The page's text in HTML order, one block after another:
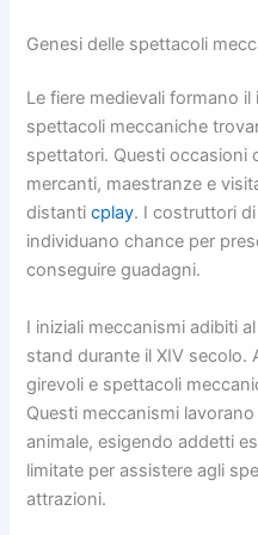
Genesi delle spettacoli
Le fiere medievali formano
spettacoli meccaniche
spettatori. Questi occasioni
mercanti, maestranze e
distanticplay. I costruttori
individuano chance per
conseguire guadagni.
I iniziali meccanismi adibiti
stand durante il XIV secolo.
girevoli e spettacoli
Questi meccanismi
animale, esigendo addetti
limitate per assistere agli
attrazioni.